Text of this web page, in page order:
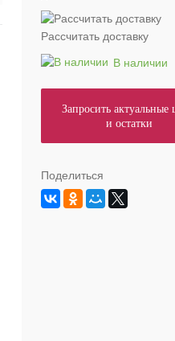
Рассчитать доставку
В наличии
Запросить актуальные
и остатки
Поделиться